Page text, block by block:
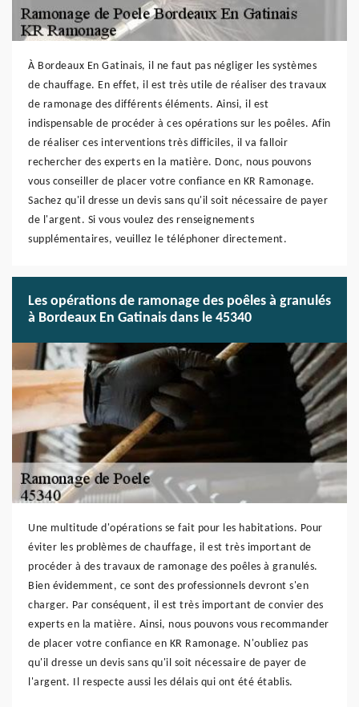
À Bordeaux En Gatinais, il ne faut pas négliger les systèmes
de chauffage. En effet, il est très utile de réaliser des travaux
de ramonage des différents éléments. Ainsi, il est
indispensable de procéder à ces opérations sur les poêles. Afin
de réaliser ces interventions très difficiles, il va falloir
rechercher des experts en la matière. Donc, nous pouvons
vous conseiller de placer votre confiance en KR Ramonage.
Sachez qu'il dresse un devis sans qu'il soit nécessaire de payer
de l'argent. Si vous voulez des renseignements
supplémentaires, veuillez le téléphoner directement.
Les opérations de ramonage des poêles à granulés
à Bordeaux En Gatinais dans le 45340
Une multitude d'opérations se fait pour les habitations. Pour
éviter les problèmes de chauffage, il est très important de
procéder à des travaux de ramonage des poêles à granulés.
Bien évidemment, ce sont des professionnels devront s'en
charger. Par conséquent, il est très important de convier des
experts en la matière. Ainsi, nous pouvons vous recommander
de placer votre confiance en KR Ramonage. N'oubliez pas
qu'il dresse un devis sans qu'il soit nécessaire de payer de
l'argent. Il respecte aussi les délais qui ont été établis.